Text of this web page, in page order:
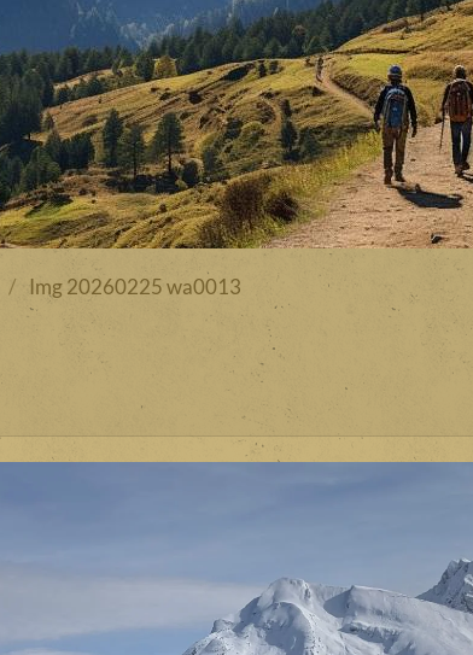
Img 20260225 wa0013